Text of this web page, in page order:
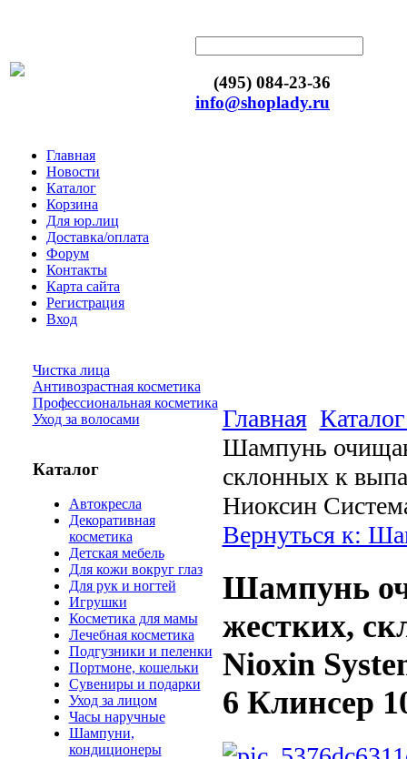
(495) 084-23-36
info@shoplady.ru
Главная
Новости
Каталог
Корзина
Для юр.лиц
Доставка/оплата
Форум
Контакты
Карта сайта
Регистрация
Вход
Чистка лица
Антивозрастная косметика
Профессиональная косметика
Уход за волосами
Каталог
Автокресла
Декоративная
косметика
Детская мебель
Для кожи вокруг глаз
Для рук и ногтей
Игрушки
Косметика для мамы
Лечебная косметика
Подгузники и пеленки
Портмоне, кошельки
Сувениры и подарки
Уход за лицом
Часы наручные
Шампуни,
кондиционеры
Главная
Шампунь
склонных к
Ниоксин
Вернуться к:
Шампунь
жестких,
Nioxin
6 Клинсер